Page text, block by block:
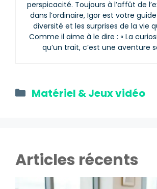
perspicacité. Toujours à l’affût de
dans l’ordinaire, Igor est votre
diversité et les surprises de la vie
Comme il aime à le dire : « La
qu’un trait, c’est une aventure
Catégories
Matériel & Jeux vidéo
Articles récents